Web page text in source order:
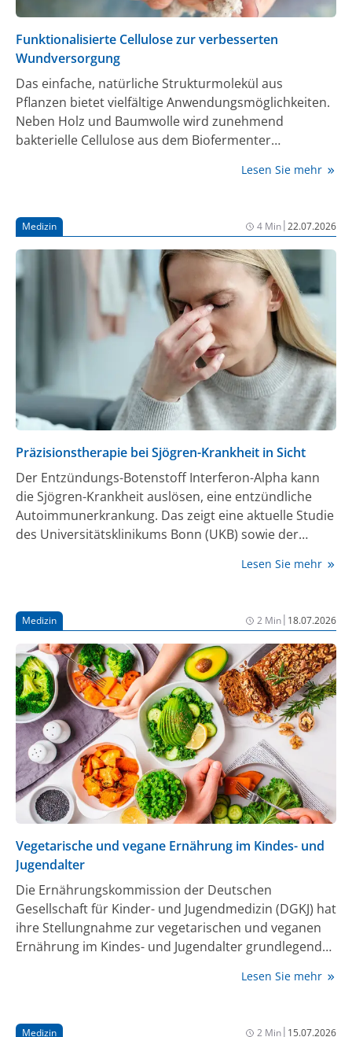
Funktionalisierte Cellulose zur verbesserten
Wundversorgung
Das einfache, natürliche Strukturmolekül aus
Pflanzen bietet vielfältige Anwendungsmöglichkeiten.
Neben Holz und Baumwolle wird zunehmend
bakterielle Cellulose aus dem Biofermenter
könnten helfen, den enormen Materialbedarf im
Lesen Sie mehr
Medizin 4 Min|22.07.2026
Präzisionstherapie bei Sjögren-Krankheit in Sicht
Der Entzündungs-Botenstoff Interferon-Alpha kann
die Sjögren-Krankheit auslösen, eine entzündliche
Autoimmunerkrankung. Das zeigt eine aktuelle Studie
des Universitätsklinikums Bonn (UKB) sowie der
Ergebnisse könnten mittelfristig die Entwicklung von
vereinfachen. Sie sind in der Fachzeitschrift Lancet
Rheumatology erschienen [1].
Lesen Sie mehr
Medizin 2 Min| 18.07.2026
Vegetarische und vegane Ernährung im Kindes- und
Jugendalter
Die Ernährungskommission der Deutschen
Gesellschaft für Kinder- und Jugendmedizin (DGKJ) hat
ihre Stellungnahme zur vegetarischen und veganen
Ernährung im Kindes- und Jugendalter grundlegend
Ernährungsgewohnheiten junger Menschen ebenso
Nährstoffversorgung bei restriktiven Kostformen.
Lesen Sie mehr
Medizin 2 Min| 15.07.2026